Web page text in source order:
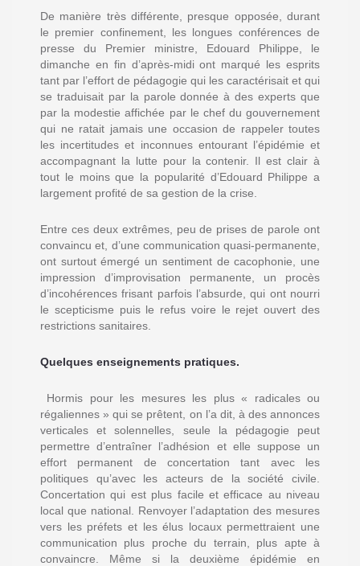
De manière très différente, presque opposée, durant
le premier confinement, les longues conférences de
presse du Premier ministre, Edouard Philippe, le
dimanche en fin d’après-midi ont marqué les esprits
tant par l’effort de pédagogie qui les caractérisait et qui
se traduisait par la parole donnée à des experts que
par la modestie affichée par le chef du gouvernement
qui ne ratait jamais une occasion de rappeler toutes
les incertitudes et inconnues entourant l’épidémie et
accompagnant la lutte pour la contenir. Il est clair à
tout le moins que la popularité d’Edouard Philippe a
largement profité de sa gestion de la crise.
Entre ces deux extrêmes, peu de prises de parole ont
convaincu et, d’une communication quasi-permanente,
ont surtout émergé un sentiment de cacophonie, une
impression d’improvisation permanente, un procès
d’incohérences frisant parfois l’absurde, qui ont nourri
le scepticisme puis le refus voire le rejet ouvert des
restrictions sanitaires.
Quelques enseignements pratiques.
Hormis pour les mesures les plus « radicales ou
régaliennes » qui se prêtent, on l’a dit, à des annonces
verticales et solennelles, seule la pédagogie peut
permettre d’entraîner l’adhésion et elle suppose un
effort permanent de concertation tant avec les
politiques qu’avec les acteurs de la société civile.
Concertation qui est plus facile et efficace au niveau
local que national. Renvoyer l’adaptation des mesures
vers les préfets et les élus locaux permettraient une
communication plus proche du terrain, plus apte à
convaincre. Même si la deuxième épidémie en